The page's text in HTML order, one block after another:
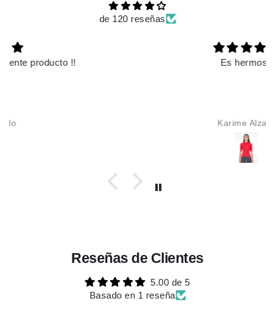
de 120 reseñas
Reseñas de Clientes
5.00 de 5
Basado en 1 reseña